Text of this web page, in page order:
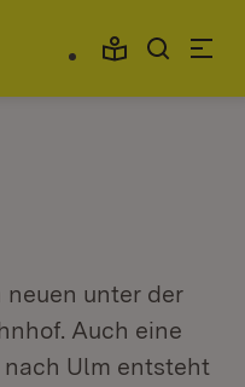
unter der
Auch eine
Ulm entsteht